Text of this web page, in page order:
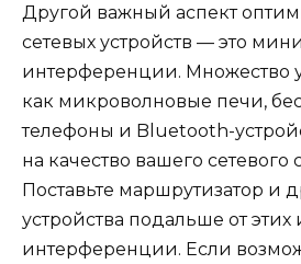
Другой важный аспект
сетевых устройств — это
интерференции. Множество
как микроволновые печи,
телефоны и Bluetooth-
на качество вашего
Поставьте маршрутизатор и
устройства подальше от этих
интерференции. Если